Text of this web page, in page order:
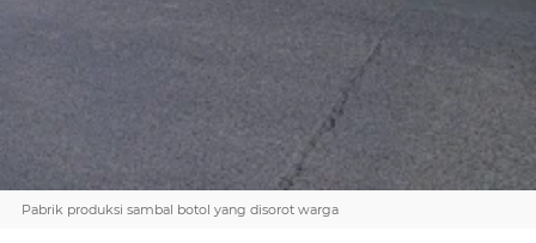
Pabrik produksi sambal botol yang disorot warga